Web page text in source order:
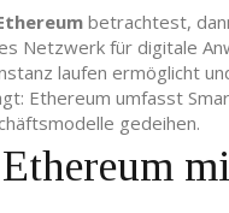
betrachtest,
Netzwerk für digitale
laufen ermöglicht
Ethereum umfasst
gedeihen.